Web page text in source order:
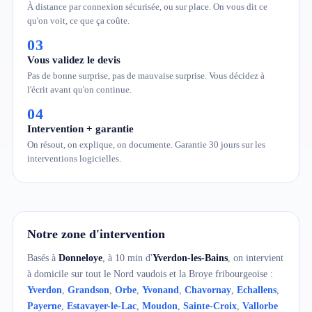
À distance par connexion sécurisée, ou sur place. On vous dit ce
qu'on voit, ce que ça coûte.
03
Vous validez le devis
Pas de bonne surprise, pas de mauvaise surprise. Vous décidez à
l'écrit avant qu'on continue.
04
Intervention + garantie
On résout, on explique, on documente. Garantie 30 jours sur les
interventions logicielles.
Notre zone d'intervention
Basés à Donneloye , à 10 min d'Yverdon-les-Bains , on intervient
à domicile sur tout le Nord vaudois et la Broye fribourgeoise :
Yverdon Grandson Orbe Yvonand Chavornay Echallens
Payerne Estavayer-le-Lac Moudon Sainte-Croix Vallorbe